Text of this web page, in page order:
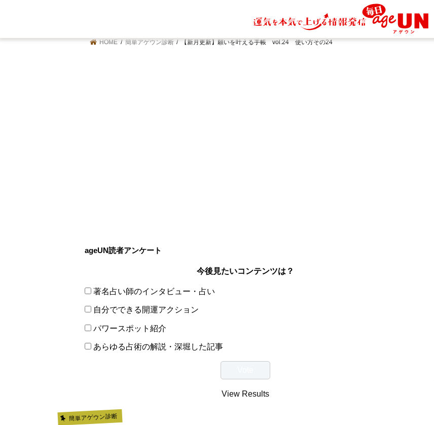
HOME 簡単アゲウン診断 【新月更新】願いを叶える手帳 vol.24 使い方その24
ageUN読者アンケート
今後見たいコンテンツは？
著名占い師のインタビュー・占い
自分でできる開運アクション
パワースポット紹介
あらゆる占術の解説・深堀した記事
View Results
簡単アゲウン診断